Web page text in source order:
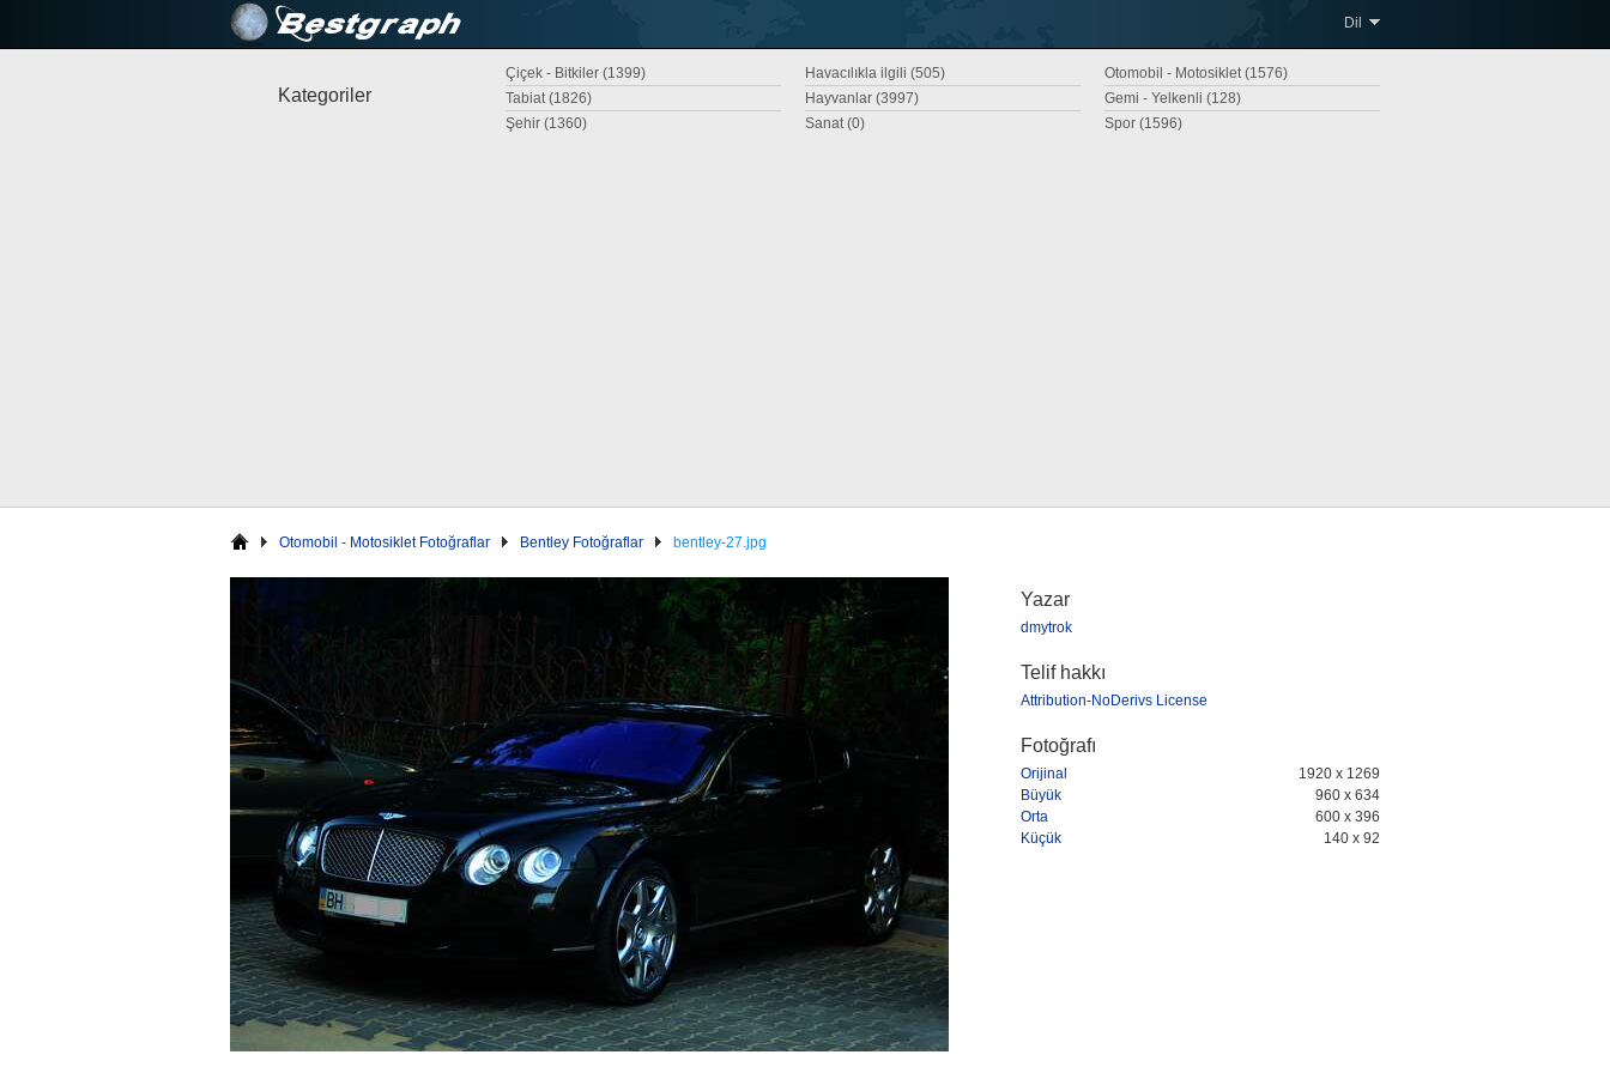
Dil
Kategoriler
Otomobil - Motosiklet (1576)
Havacılıkla ilgili (505)
Çiçek - Bitkiler (1399)
Gemi - Yelkenli (128)
Hayvanlar (3997)
Tabiat (1826)
Spor (1596)
Sanat (0)
Şehir (1360)
Otomobil - Motosiklet Fotoğraflar Bentley Fotoğraflar bentley-27.jpg
Yazar
dmytrok
Telif hakkı
Attribution-NoDerivs License
Fotoğrafı
Orijinal
1920 x 1269
Büyük
960 x 634
Orta
600 x 396
Küçük
140 x 92